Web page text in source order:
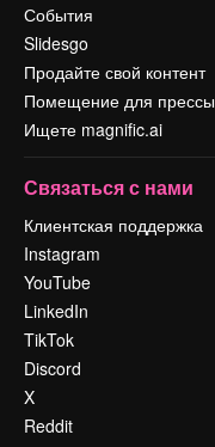
События
Slidesgo
Продайте свой контент
Помещение для прессы
Ищете magnific.ai
Связаться с нами
Клиентская поддержка
Instagram
YouTube
LinkedIn
TikTok
Discord
X
Reddit